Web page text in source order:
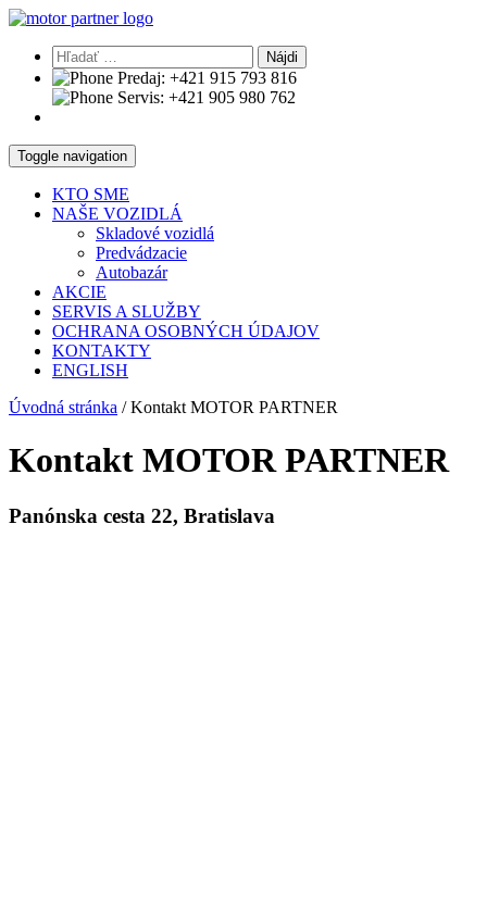
Hľadať:
Predaj: +421 915 793 816
Servis: +421 905 980 762
Toggle navigation
KTO SME
NAŠE VOZIDLÁ
Skladové vozidlá
Predvádzacie
Autobazár
AKCIE
SERVIS A SLUŽBY
OCHRANA OSOBNÝCH ÚDAJOV
KONTAKTY
ENGLISH
Úvodná stránka /Kontakt MOTOR PARTNER
Kontakt MOTOR PARTNER
Panónska cesta 22, Bratislava